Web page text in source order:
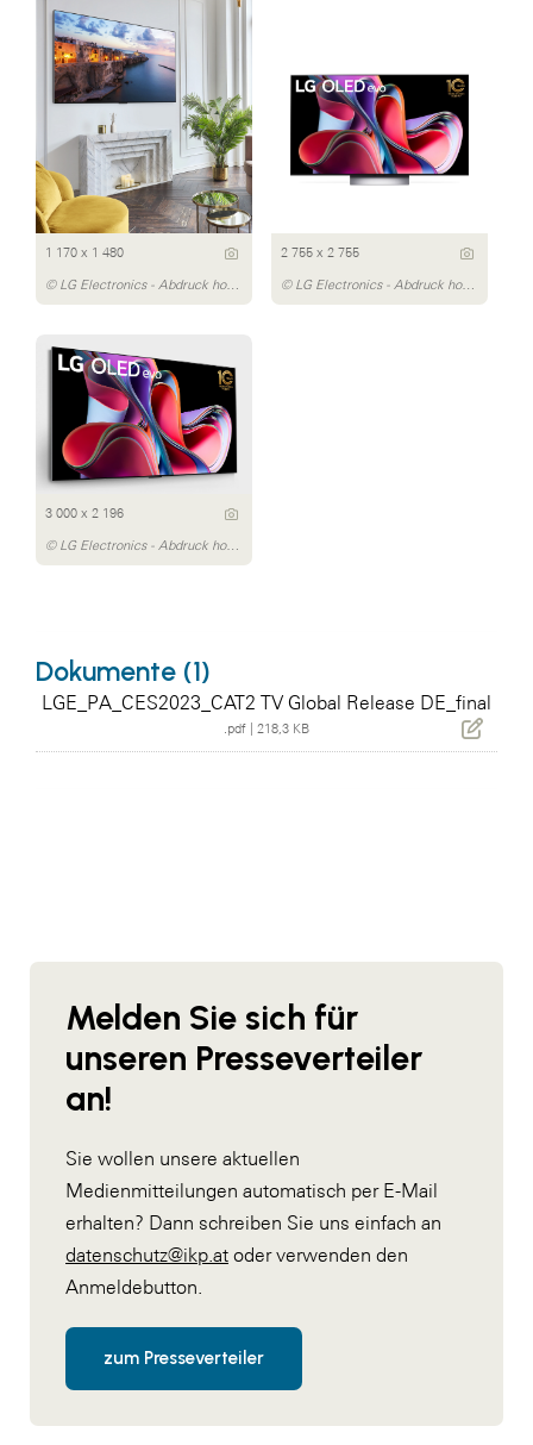
1 170 x 1 480
© LG Electronics - Abdruck honorarfrei
2 755 x 2 755
© LG Electronics - Abdruck honorarfrei
3 000 x 2 196
© LG Electronics - Abdruck honorarfrei
Dokumente (1)
LGE_PA_CES2023_CAT2 TV Global Release DE_final
.pdf 218,3 KB
Melden Sie sich für
unseren Presseverteiler
an!
Sie wollen unsere aktuellen
Medienmitteilungen automatisch per E-Mail
erhalten? Dann schreiben Sie uns einfach an
datenschutz@ikp.at oder verwenden den
Anmeldebutton.
zum Presseverteiler